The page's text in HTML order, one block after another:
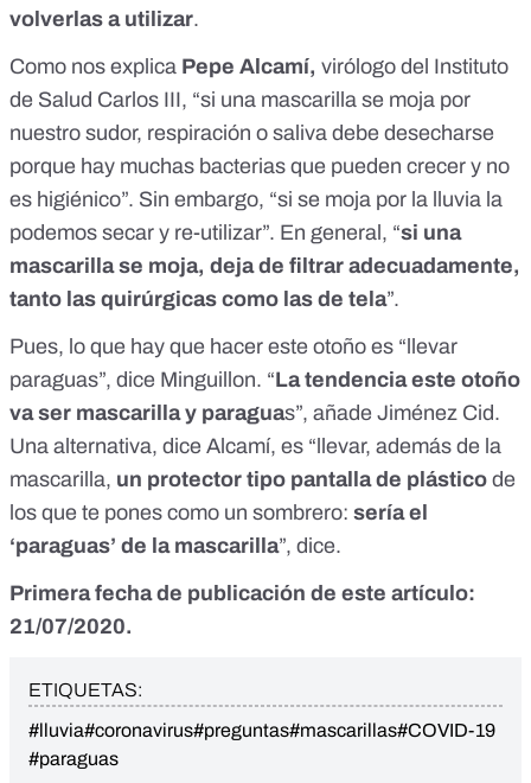
volverlas a utilizar.
Como nos explica Pepe Alcamí, virólogo del Instituto
de Salud Carlos III, “si una mascarilla se moja por
nuestro sudor, respiración o saliva debe desecharse
porque hay muchas bacterias que pueden crecer y no
es higiénico”. Sin embargo, “si se moja por la lluvia la
podemos secar y re-utilizar”. En general, “si una
mascarilla se moja, deja de filtrar adecuadamente,
tanto las quirúrgicas como las de tela”.
Pues, lo que hay que hacer este otoño es “llevar
paraguas”, dice Minguillon. “La tendencia este otoño
va ser mascarilla y paraguas”, añade Jiménez Cid.
Una alternativa, dice Alcamí, es “llevar, además de la
mascarilla, un protector tipo pantalla de plástico de
los que te pones como un sombrero: sería el
‘paraguas’ de la mascarilla”, dice.
Primera fecha de publicación de este artículo:
21/07/2020.
ETIQUETAS:
#lluvia#coronavirus#preguntas#mascarillas#COVID-19
#paraguas